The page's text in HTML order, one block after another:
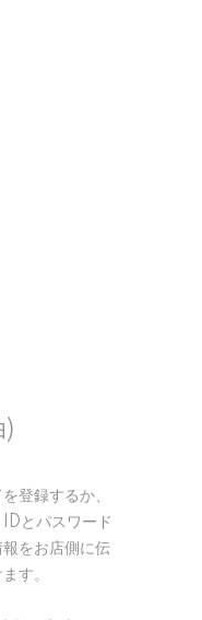
)
登録するか、
とパスワード
をお店側に伝
す。